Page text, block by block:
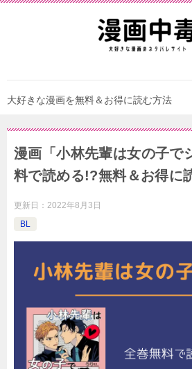
大好きな漫画を無料＆お得に読む方法
漫画「小林先輩は女の子で
料で読める!?無料＆お得に
更新日： 2022年8月3日
BL